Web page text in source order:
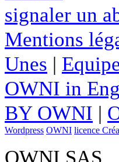
signaler un
Mentions
Unes |
OWNI in
BY OWNI |
Wordpress OWNI licence